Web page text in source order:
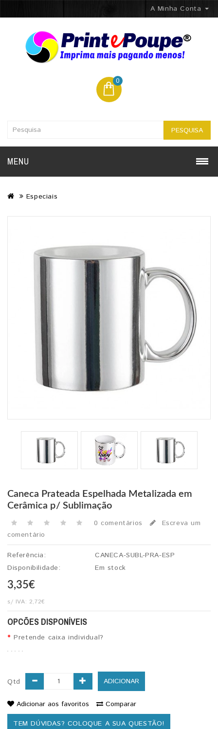
A Minha Conta
0
PESQUISA
MENU
Especiais
Caneca Prateada Espelhada Metalizada em
Cerâmica p/ Sublimação
0 comentários
Escreva um
comentário
Referência:
CANECA-SUBL-PRA-ESP
Disponibilidade:
Em stock
3,35€
s/ IVA: 2,72€
OPCÕES DISPONÍVEIS
Pretende caixa individual?
Qtd ADICIONAR
Adicionar aos favoritos
Comparar
TEM DÚVIDAS? COLOQUE A SUA QUESTÃO!